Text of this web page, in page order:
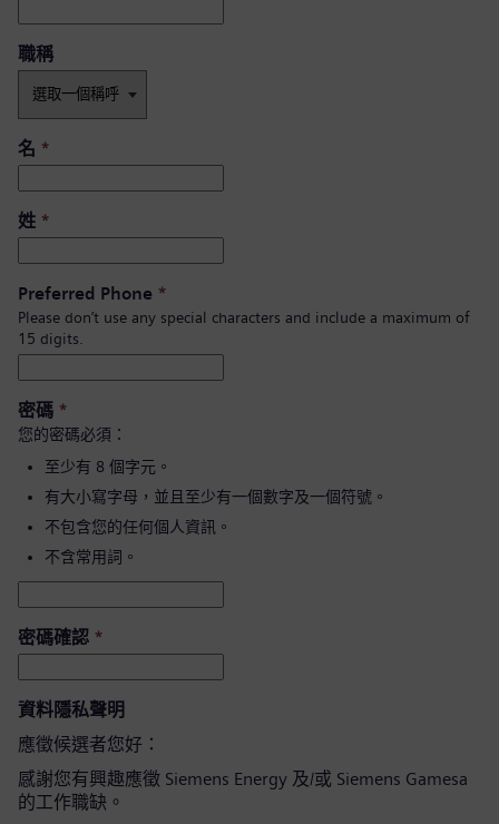
職稱
名 *
姓 *
Preferred Phone *
Please don’t use any special characters and include a maximum of
15 digits.
密碼 *
您的密碼必須：
至少有 8 個字元。
有大小寫字母，並且至少有一個數字及一個符號。
不包含您的任何個人資訊。
不含常用詞。
密碼確認 *
資料隱私聲明
應徵候選者您好：
感謝您有興趣應徵 Siemens Energy 及/或 Siemens Gamesa
的工作職缺。